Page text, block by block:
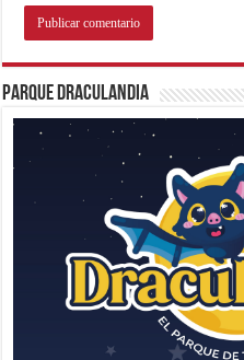
Parque Draculandia